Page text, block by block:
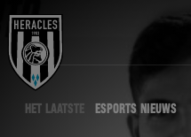
HET LAATSTE ESPORTS NIEUWS